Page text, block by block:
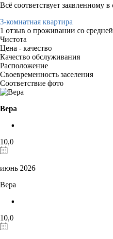
Всё соответствует заявленному
3-комнатная квартира
1 отзыв о проживании со
Чистота
Цена - качество
Качество обслуживания
Расположение
Своевременность заселения
Соответствие фото
Вера
10,0
июнь 2026
Вера
10,0